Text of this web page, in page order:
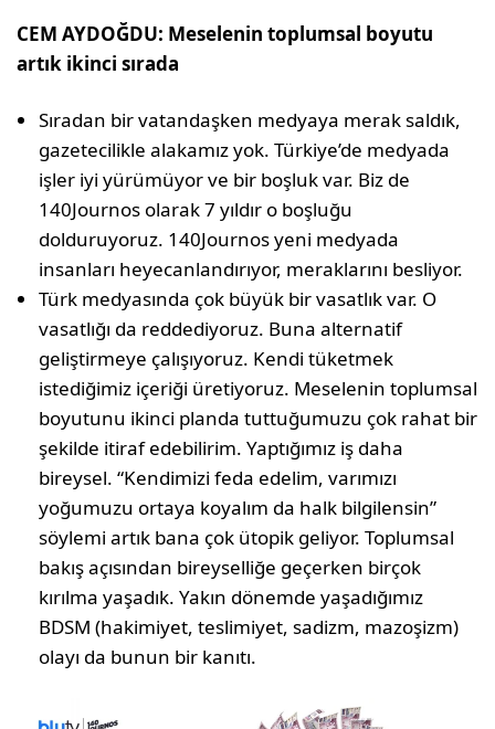
CEM AYDOĞDU: Meselenin toplumsal boyutu
artık ikinci sırada
Sıradan bir vatandaşken medyaya merak saldık,
gazetecilikle alakamız yok. Türkiye’de medyada
işler iyi yürümüyor ve bir boşluk var. Biz de
140Journos olarak 7 yıldır o boşluğu
dolduruyoruz. 140Journos yeni medyada
insanları heyecanlandırıyor, meraklarını besliyor.
Türk medyasında çok büyük bir vasatlık var. O
vasatlığı da reddediyoruz. Buna alternatif
geliştirmeye çalışıyoruz. Kendi tüketmek
istediğimiz içeriği üretiyoruz. Meselenin toplumsal
boyutunu ikinci planda tuttuğumuzu çok rahat bir
şekilde itiraf edebilirim. Yaptığımız iş daha
bireysel. “Kendimizi feda edelim, varımızı
yoğumuzu ortaya koyalım da halk bilgilensin”
söylemi artık bana çok ütopik geliyor. Toplumsal
bakış açısından bireyselliğe geçerken birçok
kırılma yaşadık. Yakın dönemde yaşadığımız
BDSM (hakimiyet, teslimiyet, sadizm, mazoşizm)
olayı da bunun bir kanıtı.